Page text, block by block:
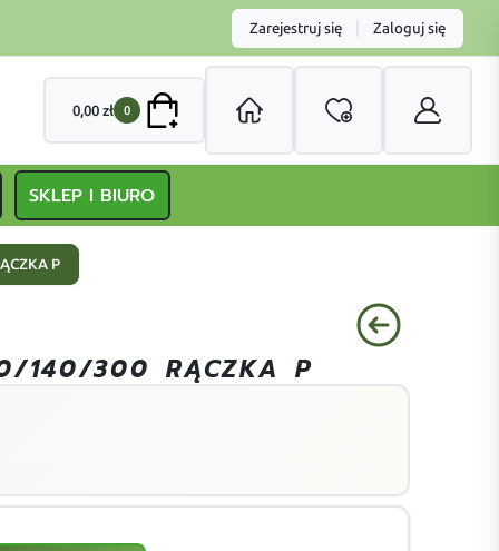
Zarejestruj się Zaloguj się
0,00 zł 0
SKLEP I BIURO
P
140/300 RĄCZKA P